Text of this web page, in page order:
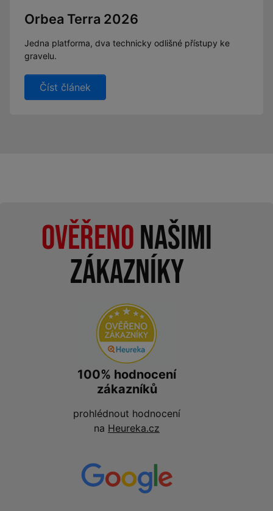
Orbea Terra 2026
Jedna platforma, dva technicky odlišné přístupy ke
gravelu.
Číst článek
Ověřenonašimi
zákazníky
100% hodnocení
zákazníků
prohlédnout hodnocení
na Heureka.cz